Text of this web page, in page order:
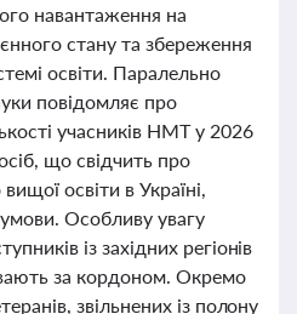
навантаження на
стану та збереження
освіти. Паралельно
повідомляє про
учасників НМТ у 2026
що свідчить про
освіти в Україні,
Особливу увагу
із західних регіонів
за кордоном. Окремо
звільнених із полону